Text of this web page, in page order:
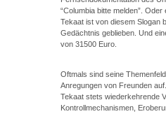
“Columbia bitte melden”.
Tekaat ist von diesem Slogan
Gedächtnis geblieben. Und
von 31500 Euro.
Oftmals sind seine
Anregungen von Freunden
Tekaat stets wiederkehrende
Kontrollmechanismen,